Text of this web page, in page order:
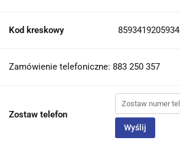
Kod kreskowy 8593419205934
Zamówienie telefoniczne: 883 250 357
Zostaw telefon
Wyślij